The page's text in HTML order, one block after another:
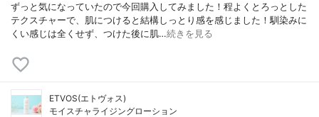
ずっと気になっていたので今回購入してみました！程よくとろっとした
テクスチャーで、肌につけると結構しっとり感を感じました！馴染みに
くい感じは全くせず、つけた後に肌…続きを見る
ETVOS(エトヴォス)
モイスチャライジングローション